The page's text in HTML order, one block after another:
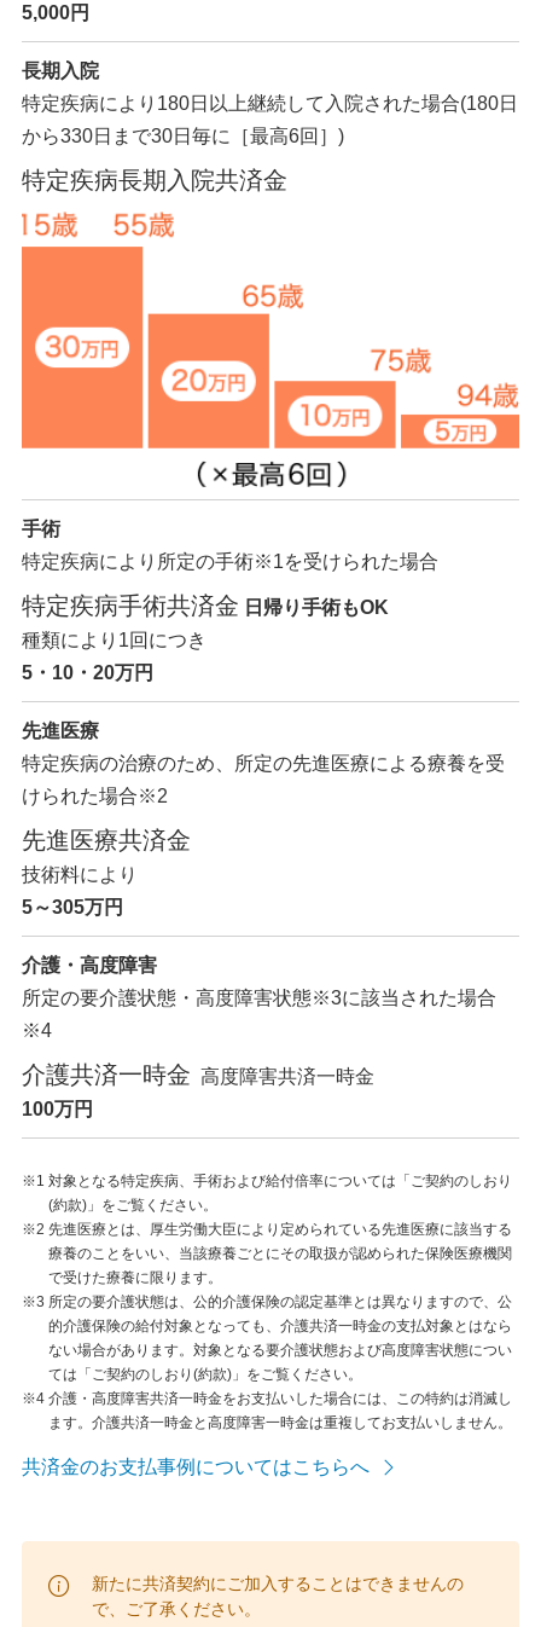
5,000円
長期入院
特定疾病により180日以上継続して入院された場合(180日
から330日まで30日毎に［最高6回］)
特定疾病長期入院共済金
手術
特定疾病により所定の手術※1を受けられた場合
特定疾病手術共済金 日帰り手術もOK
種類により1回につき
5・10・20万円
先進医療
特定疾病の治療のため、所定の先進医療による療養を受
けられた場合※2
先進医療共済金
技術料により
5～305万円
介護・ 高度障害
所定の要介護状態・高度障害状態※3に該当された場合
※4
介護共済一時金 高度障害共済一時金
100万円
※1 対象となる特定疾病、手術および給付倍率については「ご契約のしおり
(約款)」をご覧ください。
※2 先進医療とは、厚生労働大臣により定められている先進医療に該当する
療養のことをいい、当該療養ごとにその取扱が認められた保険医療機関
で受けた療養に限ります。
※3 所定の要介護状態は、公的介護保険の認定基準とは異なりますので、公
的介護保険の給付対象となっても、介護共済一時金の支払対象とはなら
ない場合があります。対象となる要介護状態および高度障害状態につい
ては「ご契約のしおり(約款)」をご覧ください。
※4 介護・高度障害共済一時金をお支払いした場合には、この特約は消滅し
ます。介護共済一時金と高度障害一時金は重複してお支払いしません。
共済金のお支払事例についてはこちらへ
新たに共済契約にご加入することはできませんの
で、ご了承ください。